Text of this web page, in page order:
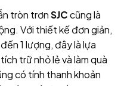
tròn trơnSJCcũng là
Với thiết kế đơn giản,
1 lượng, đâylà lựa
trữ nhỏ lẻ và làm quà
có tính thanh khoản